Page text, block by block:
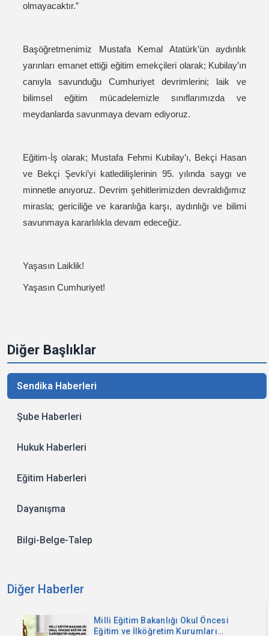
Diğer Başlıklar
Sendika Haberleri
Şube Haberleri
Hukuk Haberleri
Eğitim Haberleri
Dayanışma
Bilgi-Belge-Talep
Diğer Haberler
Milli Eğitim Bakanlığı Okul Öncesi
Eğitim ve İlköğretim Kurumları
olmayacaktır.”
Başöğretmenimiz Mustafa Kemal Atatürk’ün aydınlık
yarınları emanet ettiği eğitim emekçileri olarak; Kubilay’ın
canıyla savunduğu Cumhuriyet devrimlerini; laik ve
bilimsel eğitim mücadelemizle sınıflarımızda ve
meydanlarda savunmaya devam ediyoruz.
Eğitim-İş olarak; Mustafa Fehmi Kubilay’ı, Bekçi Hasan
ve Bekçi Şevki’yi katledilişlerinin 95. yılında saygı ve
minnetle anıyoruz. Devrim şehitlerimizden devraldığımız
mirasla; gericiliğe ve karanlığa karşı, aydınlığı ve bilimi
savunmaya kararlılıkla devam edeceğiz.
Yaşasın Laiklik!
Yaşasın Cumhuriyet!